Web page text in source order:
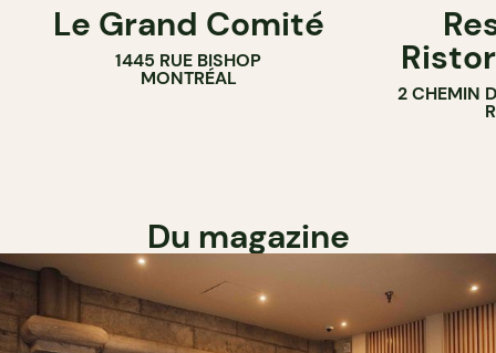
Le Grand Comité
1445 RUE BISHOP
MONTRÉAL
2 CHEMIN
Du magazine